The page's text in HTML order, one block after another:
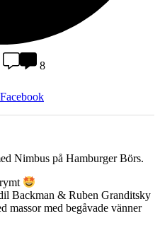
8
Nimbus på Hamburger Börs.
Backman & Ruben Granditsky
massor med begåvade vänner